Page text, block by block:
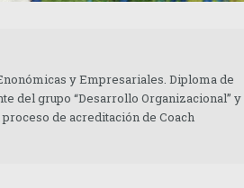
y Empresariales. Diploma de
del grupo “Desarrollo Organizacional” y
de acreditación de Coach